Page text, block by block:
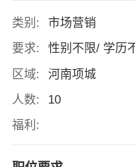
类别:
市场营销
要求:
性别不限/ 学历
区域:
河南项城
人数:
10
福利: